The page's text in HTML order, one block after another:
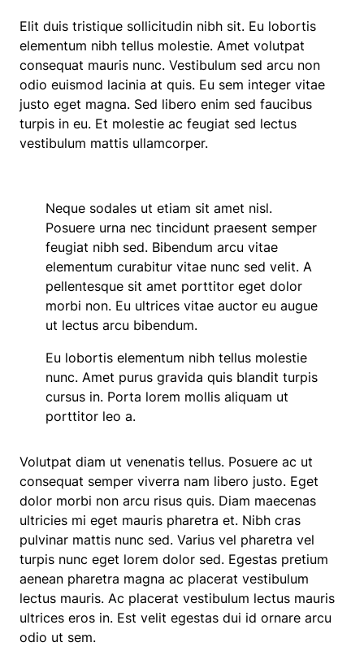
Elit duis tristique sollicitudin nibh sit. Eu lobortis
elementum nibh tellus molestie. Amet volutpat
consequat mauris nunc. Vestibulum sed arcu non
odio euismod lacinia at quis. Eu sem integer vitae
justo eget magna. Sed libero enim sed faucibus
turpis in eu. Et molestie ac feugiat sed lectus
vestibulum mattis ullamcorper.
Neque sodales ut etiam sit amet nisl.
Posuere urna nec tincidunt praesent semper
feugiat nibh sed. Bibendum arcu vitae
elementum curabitur vitae nunc sed velit. A
pellentesque sit amet porttitor eget dolor
morbi non. Eu ultrices vitae auctor eu augue
ut lectus arcu bibendum.
Eu lobortis elementum nibh tellus molestie
nunc. Amet purus gravida quis blandit turpis
cursus in. Porta lorem mollis aliquam ut
porttitor leo a.
Volutpat diam ut venenatis tellus. Posuere ac ut
consequat semper viverra nam libero justo. Eget
dolor morbi non arcu risus quis. Diam maecenas
ultricies mi eget mauris pharetra et. Nibh cras
pulvinar mattis nunc sed. Varius vel pharetra vel
turpis nunc eget lorem dolor sed. Egestas pretium
aenean pharetra magna ac placerat vestibulum
lectus mauris. Ac placerat vestibulum lectus mauris
ultrices eros in. Est velit egestas dui id ornare arcu
odio ut sem.